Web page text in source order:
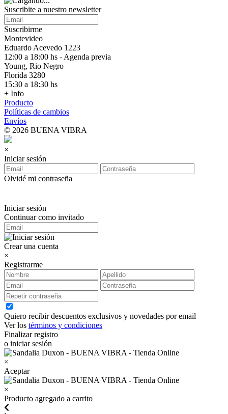
Suscribite a nuestro newsletter
Suscribirme
Montevideo
Eduardo Acevedo 1223
12:00 a 18:00 hs - Agenda previa
Young, Rio Negro
Florida 3280
15:30 a 18:30 hs
+ Info
Producto
Políticas de cambios
Envíos
© 2026 BUENA VIBRA
×
Iniciar sesión
Olvidé mi contraseña
Iniciar sesión
Continuar como invitado
Crear una cuenta
×
Registrarme
Quiero recibir descuentos exclusivos y novedades por email
Ver los términos y condiciones
Finalizar registro
o iniciar sesión
×
Aceptar
×
Producto agregado a carrito